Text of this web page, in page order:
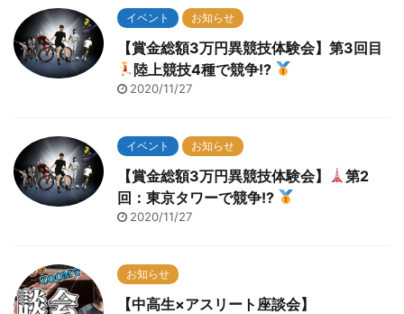
イベント お知らせ
【賞金総額3万円異競技体験会】第3回目
陸上競技4種で競争!?
2020/11/27
イベント お知らせ
【賞金総額3万円異競技体験会】
第2
回：東京タワーで競争!?
2020/11/27
お知らせ
【中高生×アスリート座談会】